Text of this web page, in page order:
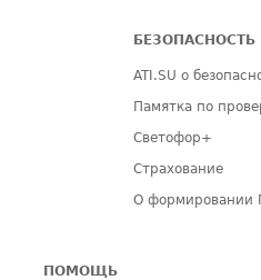
БЕЗОПАСНОСТЬ
ATI.SU о
Памятка по
Светофор+
Страхование
О формировании
ПОМОЩЬ